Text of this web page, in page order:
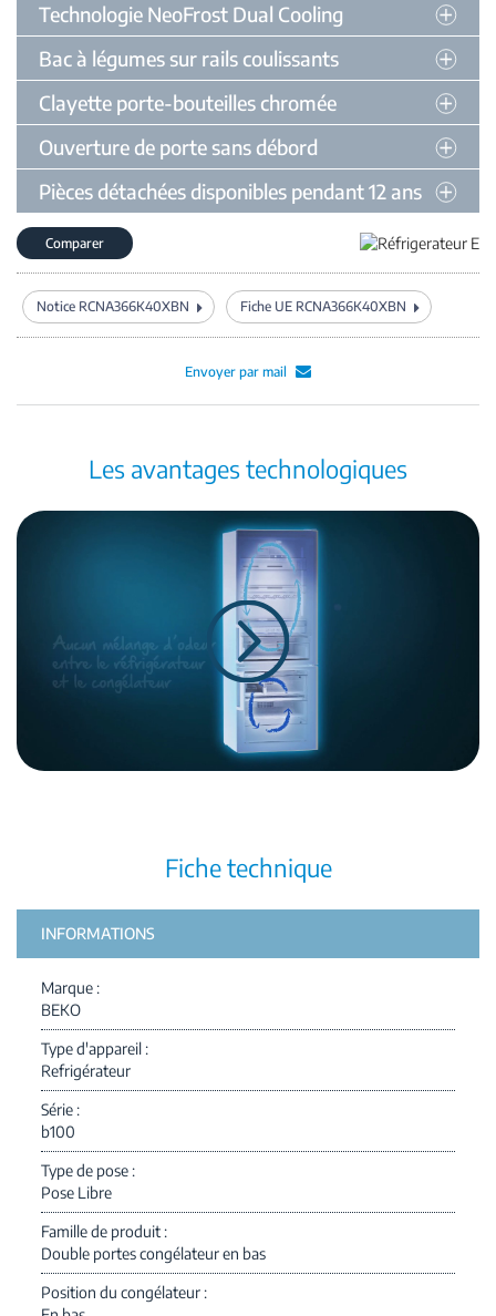
Technologie NeoFrost Dual Cooling
Bac à légumes sur rails coulissants
Clayette porte-bouteilles chromée
Ouverture de porte sans débord
Pièces détachées disponibles pendant 12 ans
Comparer
Notice RCNA366K40XBN Fiche UE RCNA366K40XBN
Envoyer par mail
Les avantages technologiques
Fiche technique
INFORMATIONS
Marque
BEKO
Type d'appareil
Refrigérateur
Série
b100
Type de pose
Pose Libre
Famille de produit
Double portes congélateur en bas
Position du congélateur